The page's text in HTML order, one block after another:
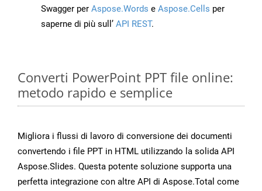
Swagger per Aspose.Words e Aspose.Cells per
saperne di più sull’ API REST.
Converti PowerPoint PPT file online:
metodo rapido e semplice
Migliora i flussi di lavoro di conversione dei documenti
convertendo i file PPT in HTML utilizzando la solida API
Aspose.Slides. Questa potente soluzione supporta una
perfetta integrazione con altre API di Aspose.Total come